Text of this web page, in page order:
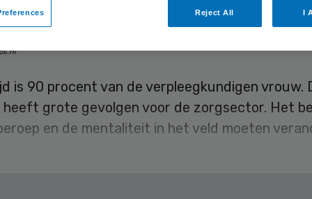
25 juni 2022,00:00 191 keer
is 90 procent van de verpleegkundigen vrouw.
heeft grote gevolgen voor de zorgsector. Het
en de mentaliteit in het veld moeten
Reject All I